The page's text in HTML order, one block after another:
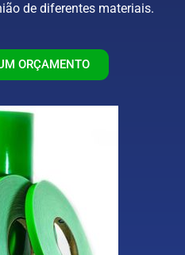
de diferentes materiais.
ORÇAMENTO